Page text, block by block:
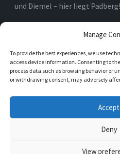
Manage
To provide the best experiences, we use
access device information. Consenting to
process data such as browsing behavior or
or withdrawing consent, may adversely
Accept
Deny
View
und Diemel – hier liegt Padberg!
Am Rande des Marsberger
dieser kleine, aber feine Ort
einem modernen Dorfplatz
und verzaubern.
Instagram